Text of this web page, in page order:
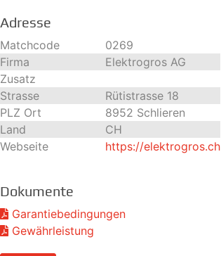
Adresse
Matchcode
0269
Firma
Elektrogros AG
Zusatz
Strasse
Rütistrasse 18
PLZ Ort
8952 Schlieren
Land
CH
Webseite
https://elektrogros.ch
Dokumente
Garantiebedingungen
Gewährleistung